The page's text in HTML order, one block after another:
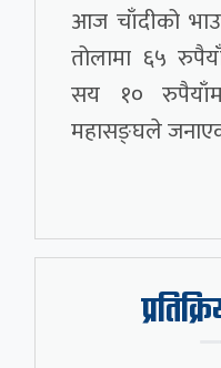
आज चाँदीको
तोलामा ६५
सय १०
महासङ्घले